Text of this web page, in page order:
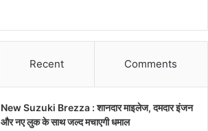
Recent Comments
New Suzuki Brezza : शानदार माइलेज, दमदार इंजन
और नए लुक के साथ जल्द मचाएगी धमाल